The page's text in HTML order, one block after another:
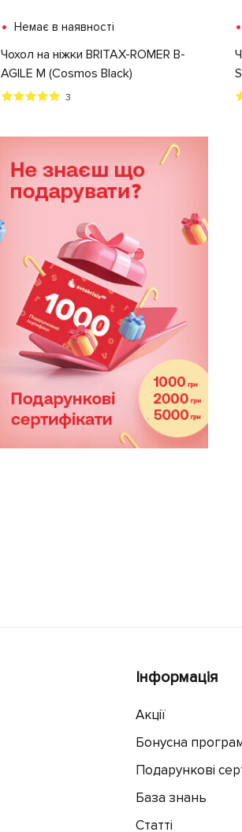
• Немає в наявності
Чохол на ніжки BRITAX-ROMER B-
AGILE M (Cosmos Black)
3
•
Інформація
Акції
Бонусна
Подарункові
База знань
Статті